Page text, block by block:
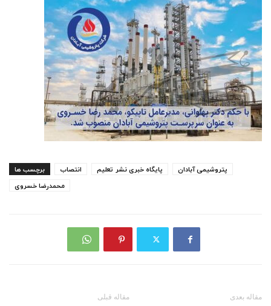
برچسب ها انتصاب پایگاه خبری نشر تعلیم
پتروشیمی آبادان
محمدرضا خسروی
مقاله قبلی مقاله بعدی